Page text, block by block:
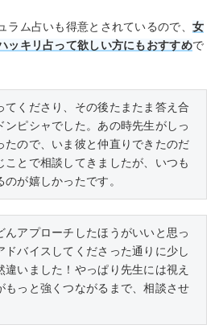
ラム占いも得意とされているので、 女
ッキリ占って欲しい方にもおすすめで
てくださり、その後たまたま答え合
ンピシャでした。あの時先生がしっ
たので、いま彼と仲直りできたのだ
ことで相談してきましたが、いつも
が嬉しかったです。
アプローチしたほうがいいと思っ
ドバイスしてくださった通りに少し
いました！やっぱり先生には視え
もっと強くつながるまで、相談させ